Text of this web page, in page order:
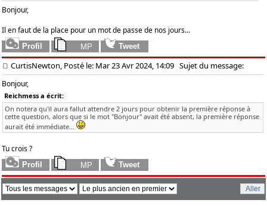
Bonjour,
Il en faut de la place pour un mot de passe de nos jours...
CurtisNewton, Posté le: Mar 23 Avr 2024, 14:09 Sujet du message:
Bonjour,
Reichmess a écrit:
On notera qu'il aura fallut attendre 2 jours pour obtenir la première réponse à
cette question, alors que si le mot "Bonjour" avait été absent, la première réponse
aurait été immédiate...
Tu crois ?